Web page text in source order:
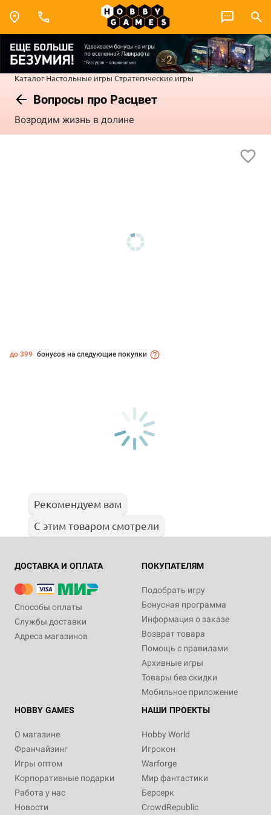
Каталог Настольные игры Стратегические игры
Вопросы про Расцвет
Возродим жизнь в долине
до 399 бонусов на следующие покупки
Рекомендуем вам
С этим товаром смотрели
ДОСТАВКА И ОПЛАТА
Способы оплаты
Службы доставки
Адреса магазинов
ПОКУПАТЕЛЯМ
Подобрать игру
Бонусная программа
Информация о заказе
Возврат товара
Помощь с правилами
Архивные игры
Товары без скидки
Мобильное приложение
HOBBY GAMES
О магазине
Франчайзинг
Игры оптом
Корпоративные подарки
Работа у нас
Новости
НАШИ ПРОЕКТЫ
Hobby World
Игрокон
Warforge
Мир фантастики
Берсерк
CrowdRepublic